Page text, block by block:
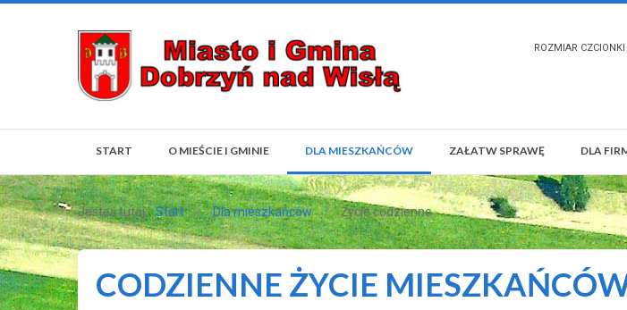
ROZMIAR CZCIONKI
START O MIEŚCIE I GMINIE DLA MIESZKAŃCÓW ZAŁATW SPRAWĘ DLA
Jesteś tutaj:Start Dla mieszkańców Życie codzienne
CODZIENNE ŻYCIE